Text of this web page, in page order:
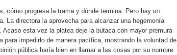
cómo progresa la trama y dónde termina. Pero hay un
La directora la aprovecha para alcanzar una hegemonía
Acaso esta vez la platea deje la butaca con mayor premura
para impedirlo de manera pacífica, mostrando la voluntad de
pública haría bien en llamar a las cosas por su nombre